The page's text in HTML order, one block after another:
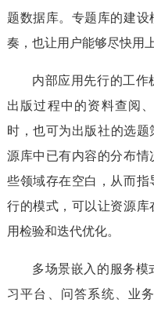
题数据库。专题库的建
奏，也让用户能够尽快用
内部应用先行的工作
出版过程中的资料查阅
时，也可为出版社的选
源库中已有内容的分布
些领域存在空白，从而
行的模式，可以让资源
用检验和迭代优化。
多场景嵌入的服务模
习平台、问答系统、业